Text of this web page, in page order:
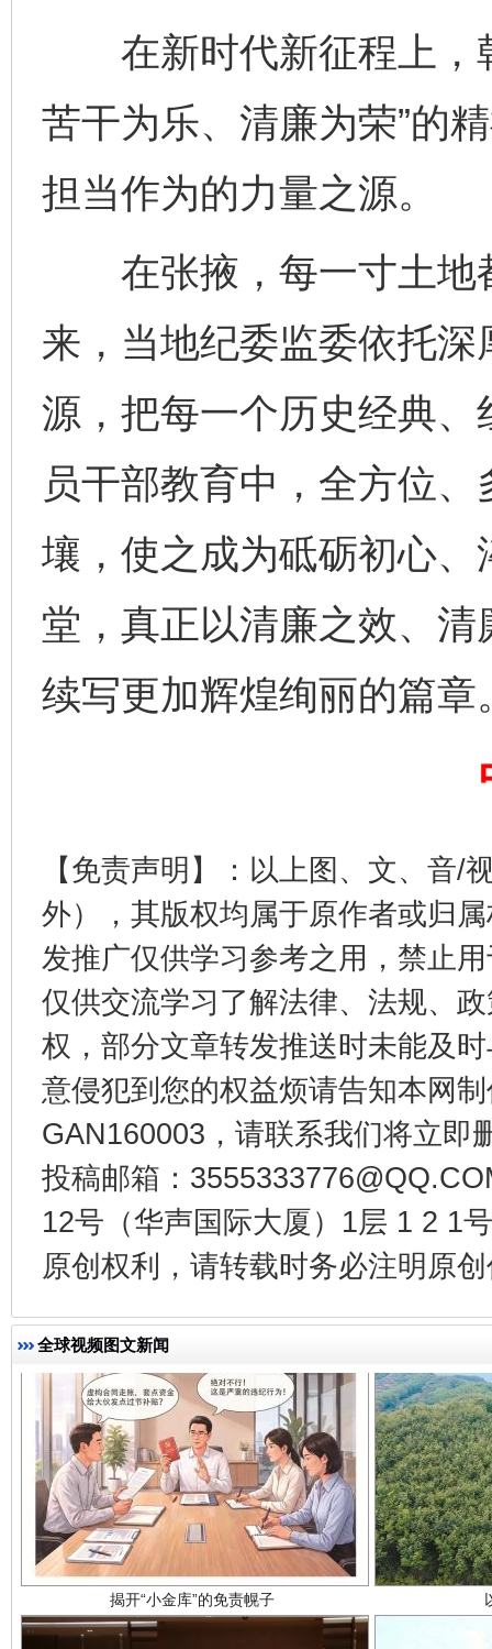
在新时代新征程上，
苦干为乐、清廉为荣”的
担当作为的力量之源。
在张掖，每一寸土地
来，当地纪委监委依托
源，把每一个历史经典
员干部教育中，全方位
壤，使之成为砥砺初心
堂，真正以清廉之效、
续写更加辉煌绚丽的篇章
【免责声明】：以上图、文、音/
外），其版权均属于原作者或归
发推广仅供学习参考之用，禁止
仅供交流学习了解法律、法规、
权，部分文章转发推送时未能及
意侵犯到您的权益烦请告知本网
GAN160003，请联系我们将立即
投稿邮箱：
12号（华声国际大厦）1层 1 2 1
原创权利，请转载时务必注明原
全球视频图文新闻
东山县通报“牛蛙产品抗生素超标问题” 法
千年窑火 生生不息 一
揭开“小金库”的免责幌子